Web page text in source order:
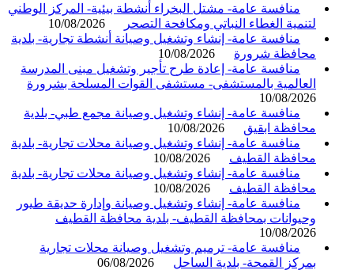
منافسة عامة- مشتل البخراء أنشطة بيئية- المركز الوطني
لتنمية الغطاء النباتي ومكافحة التصحر
10/08/2026
منافسة عامة- إنشاء وتشغيل وصيانة أنشطة تجارية- بلدية
محافظة شرورة
10/08/2026
منافسة عامة- إعادة طرح تأجير وتشغيل مبنى المدرسة
العالمية بالمستشفى- مستشفى القوات المسلحة بشرورة
10/08/2026
منافسة عامة- إنشاء وتشغيل وصيانة مجمع طبي- بلدية
محافظة ابقيق
10/08/2026
منافسة عامة- إنشاء وتشغيل وصيانة محلات تجارية- بلدية
محافظة القطيف
10/08/2026
منافسة عامة- إنشاء وتشغيل وصيانة محلات تجارية- بلدية
محافظة القطيف
10/08/2026
منافسة عامة- إنشاء وتشغيل وصيانة وإدارة حديقة طيور
وحيوانات بمحافظة القطيف- بلدية محافظة القطيف
10/08/2026
منافسة عامة- ترميم وتشغيل وصيانة محلات تجارية
بمركز القمحة- بلدية الساحل
06/08/2026